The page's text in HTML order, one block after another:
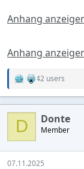
Anhang
Anhang
R
c
o
n
s
42 users
D Donte
Member
07.11.2025